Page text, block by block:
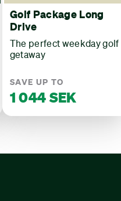
Golf Package Long
Drive
The perfect weekday golf
getaway
SAVE UP TO
1 044 SEK